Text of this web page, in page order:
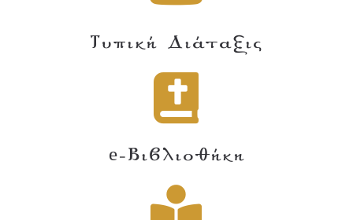
Τυπική Διάταξις
e-Βιβλιοθήκη